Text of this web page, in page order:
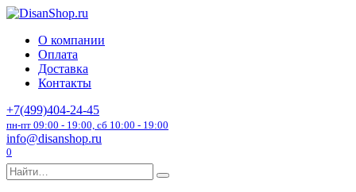
Перейти
содержанию
О компании
Оплата
Доставка
Контакты
+7(499)404-24-45
пн-пт 09:00 - 19:00, сб 10:00 - 19:00
info@disanshop.ru
0
Search
for: